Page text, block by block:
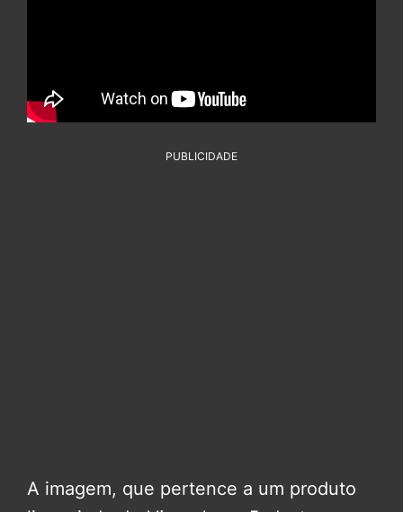
PUBLICIDADE
A imagem, que pertence a um produto